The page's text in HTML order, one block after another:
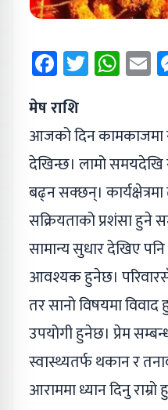
Facebook
Twitter
मेष राशि
आजको दिन कामकाजमा
देखिन्छ। लामो
बढ्न सक्छन्।
सक्रियताको प्रशंसा हुने
सामान्य सुधार देखिए पनि
आवश्यक हुनेछ।
तर सानो विषयमा
उपयोगी हुनेछ। प्रेम
स्वास्थ्यतर्फ थकान र
आराममा ध्यान दिनु राम्रो